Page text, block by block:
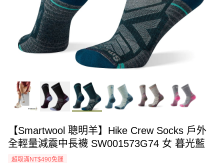
【Smartwool 聰明羊】Hike Crew Socks 戶外
全輕量減震中長襪 SW001573G74 女 暮光藍
超取滿NT$490免運